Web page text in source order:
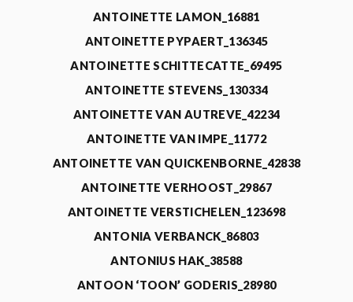
ANTOINETTE LAMON_16881
ANTOINETTE PYPAERT_136345
ANTOINETTE SCHITTECATTE_69495
ANTOINETTE STEVENS_130334
ANTOINETTE VAN AUTREVE_42234
ANTOINETTE VAN IMPE_11772
ANTOINETTE VAN QUICKENBORNE_42838
ANTOINETTE VERHOOST_29867
ANTOINETTE VERSTICHELEN_123698
ANTONIA VERBANCK_86803
ANTONIUS HAK_38588
ANTOON ‘TOON’ GODERIS_28980